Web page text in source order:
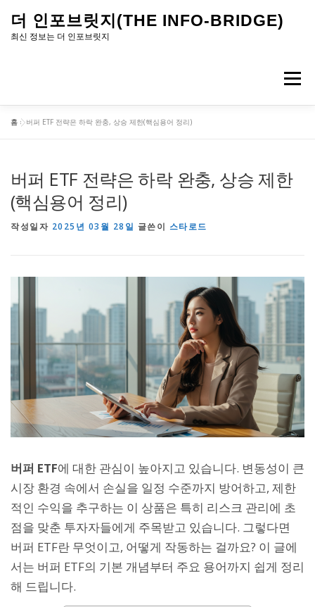
로
가
더 인포브릿지(THE INFO-BRIDGE)
최신 정보는 더 인포브릿지
메뉴
홈 »버퍼 ETF 전략은 하락 완충, 상승 제한(핵심용어 정리)
버퍼 ETF 전략은 하락 완충, 상승 제한
(핵심용어 정리)
작성일자 2025년 03월 28일 글쓴이 스타로드
버퍼 ETF에 대한 관심이 높아지고 있습니다. 변동성이 큰
시장 환경 속에서 손실을 일정 수준까지 방어하고, 제한
적인 수익을 추구하는 이 상품은 특히 리스크 관리에 초
점을 맞춘 투자자들에게 주목받고 있습니다. 그렇다면
버퍼 ETF란 무엇이고, 어떻게 작동하는 걸까요? 이 글에
서는 버퍼 ETF의 기본 개념부터 주요 용어까지 쉽게 정리
해 드립니다.